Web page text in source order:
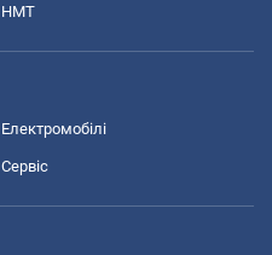
НМТ
Електромобілі
Сервіс